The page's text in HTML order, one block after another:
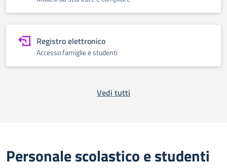
Registro elettronico
Accesso famiglie e studenti
Vedi tutti
Personale scolastico e studenti